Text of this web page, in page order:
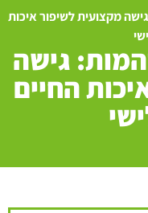
מקצועית לשיפור איכות
גישה
החיים